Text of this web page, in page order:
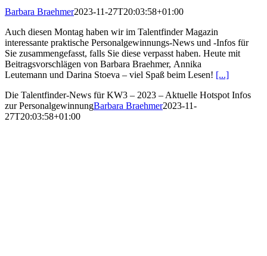
Barbara Braehmer2023-11-27T20:03:58+01:00
Auch diesen Montag haben wir im Talentfinder Magazin
interessante praktische Personalgewinnungs-News und -Infos für
Sie zusammengefasst, falls Sie diese verpasst haben. Heute mit
Beitragsvorschlägen von Barbara Braehmer, Annika
Leutemann und Darina Stoeva – viel Spaß beim Lesen! [...]
Die Talentfinder-News für KW3 – 2023 – Aktuelle Hotspot Infos
zur PersonalgewinnungBarbara Braehmer2023-11-
27T20:03:58+01:00